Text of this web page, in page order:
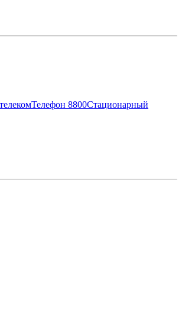
Телефон 8800Стационарный